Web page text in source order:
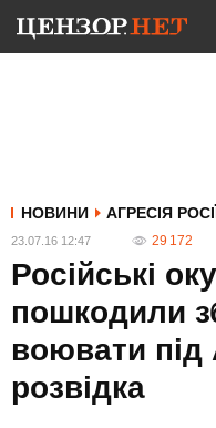
НОВИНИ АГРЕСІЯ
23.07.16 12:47 29 172
Російські
пошкодили
воювати під
розвідка